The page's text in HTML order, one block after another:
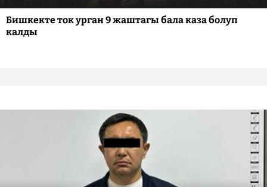
Бишкекте ток урган 9 жаштагы бала каза болуп
калды